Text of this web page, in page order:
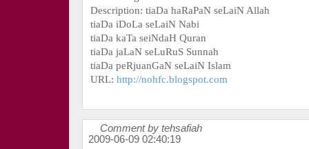
Description: tiaDa haRaPaN seLaiN Allah
tiaDa iDoLa seLaiN Nabi
tiaDa kaTa seiNdaH Quran
tiaDa jaLaN seLuRuS Sunnah
tiaDa peRjuanGaN seLaiN Islam
URL: http://nohfc.blogspot.com
Comment by tehsafiah
2009-06-09 02:40:19